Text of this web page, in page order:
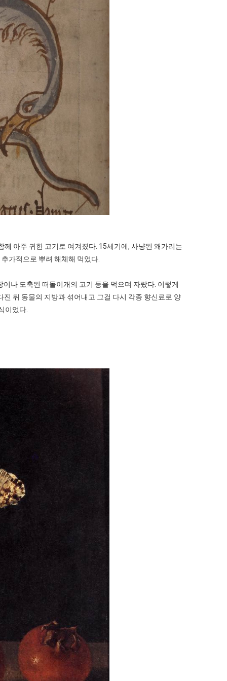
아주 귀한 고기로 여겨졌다. 15세기에, 사냥된 왜가리는
가적으로 뿌려 해체해 먹었다.
나 도축된 떠돌이개의 고기 등을 먹으며 자랐다. 이렇게
뒤 동물의 지방과 섞어내고 그걸 다시 각종 향신료로 양
이었다.